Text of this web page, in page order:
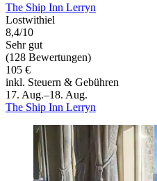
The Ship Inn Lerryn
Lostwithiel
8,4/10
Sehr gut
(128 Bewertungen)
105 €
inkl. Steuern & Gebühren
17. Aug.–18. Aug.
The Ship Inn Lerryn